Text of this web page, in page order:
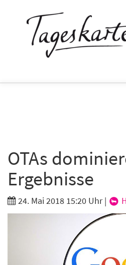
OTAs
Ergebnisse
24. Mai 2018 15:20 Uhr|
Keine
E-Mail*